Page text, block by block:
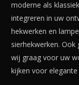
moderne als
integreren in uw
hekwerken en
sierhekwerken.
wij graag voor uw
kijken voor